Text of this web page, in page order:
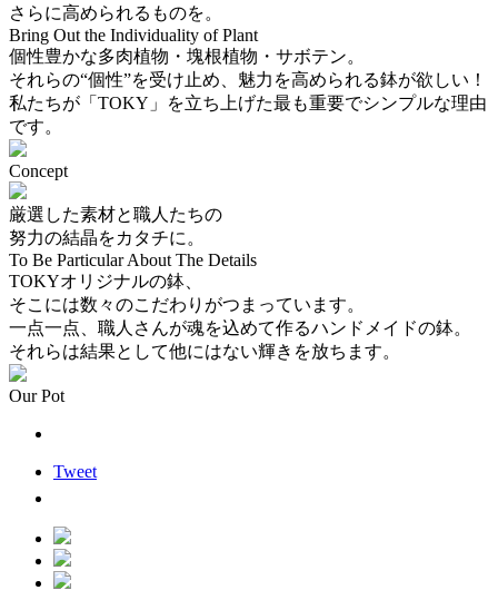
さらに高められるものを。
Bring Out the Individuality of Plant
個性豊かな多肉植物・塊根植物・サボテン。
それらの“個性”を受け止め、魅力を高められる鉢が欲しい！
私たちが「TOKY」を立ち上げた最も重要でシンプルな理由
です。
Concept
厳選した素材と職人たちの
努力の結晶をカタチに。
To Be Particular About The Details
TOKYオリジナルの鉢、
そこには数々のこだわりがつまっています。
一点一点、職人さんが魂を込めて作るハンドメイドの鉢。
それらは結果として他にはない輝きを放ちます。
Our Pot
Tweet